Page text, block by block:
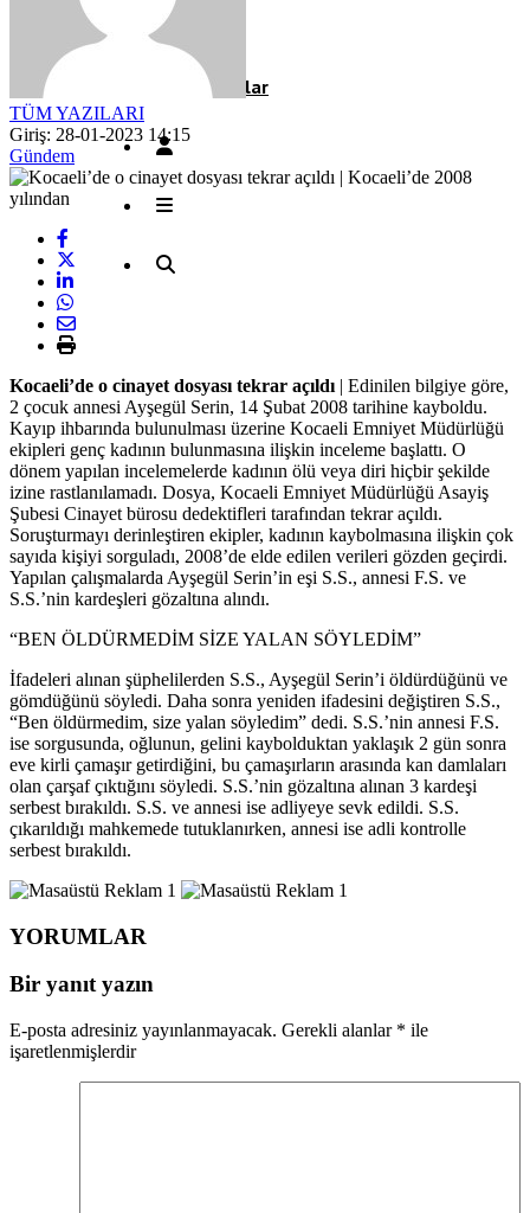
Röportaj
Resmi İlanlar
TÜM YAZILARI
Giriş: 28-01-2023 14:15
Gündem
Kocaeli’de o cinayet dosyası tekrar açıldı | Edinilen bilgiye göre,
2 çocuk annesi Ayşegül Serin, 14 Şubat 2008 tarihine kayboldu.
Kayıp ihbarında bulunulması üzerine Kocaeli Emniyet Müdürlüğü
ekipleri genç kadının bulunmasına ilişkin inceleme başlattı. O
dönem yapılan incelemelerde kadının ölü veya diri hiçbir şekilde
izine rastlanılamadı. Dosya, Kocaeli Emniyet Müdürlüğü Asayiş
Şubesi Cinayet bürosu dedektifleri tarafından tekrar açıldı.
Soruşturmayı derinleştiren ekipler, kadının kaybolmasına ilişkin çok
sayıda kişiyi sorguladı, 2008’de elde edilen verileri gözden geçirdi.
Yapılan çalışmalarda Ayşegül Serin’in eşi S.S., annesi F.S. ve
S.S.’nin kardeşleri gözaltına alındı.
“BEN ÖLDÜRMEDİM SİZE YALAN SÖYLEDİM”
İfadeleri alınan şüphelilerden S.S., Ayşegül Serin’i öldürdüğünü ve
gömdüğünü söyledi. Daha sonra yeniden ifadesini değiştiren S.S.,
“Ben öldürmedim, size yalan söyledim” dedi. S.S.’nin annesi F.S.
ise sorgusunda, oğlunun, gelini kaybolduktan yaklaşık 2 gün sonra
eve kirli çamaşır getirdiğini, bu çamaşırların arasında kan damlaları
olan çarşaf çıktığını söyledi. S.S.’nin gözaltına alınan 3 kardeşi
serbest bırakıldı. S.S. ve annesi ise adliyeye sevk edildi. S.S.
çıkarıldığı mahkemede tutuklanırken, annesi ise adli kontrolle
serbest bırakıldı.
YORUMLAR
Bir yanıt yazın
E-posta adresiniz yayınlanmayacak. Gerekli alanlar * ile
işaretlenmişlerdir